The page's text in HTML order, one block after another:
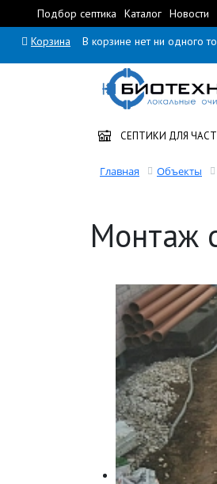
Подбор септика Каталог Новости
Корзина В корзине нет ни одного
СЕПТИКИ ДЛЯ
Главная Объекты
Монтаж